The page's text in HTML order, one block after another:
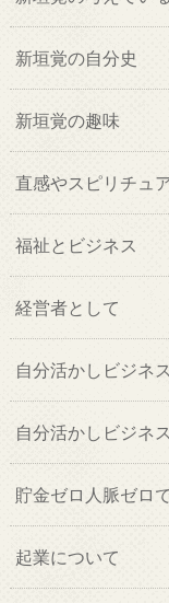
新垣覚の自分史
新垣覚の趣味
直感やスピリチュ
福祉とビジネス
経営者として
自分活かしビジネ
自分活かしビジネ
貯金ゼロ人脈ゼロ
起業について